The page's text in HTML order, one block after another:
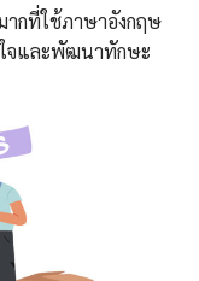
กที่ใช้ภาษาอังกฤษ
จและพัฒนาทักษะ